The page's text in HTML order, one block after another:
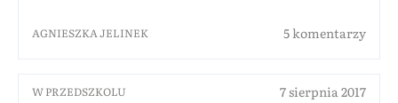
AGNIESZKA JELINEK 5 komentarzy
W PRZEDSZKOLU 7 sierpnia 2017